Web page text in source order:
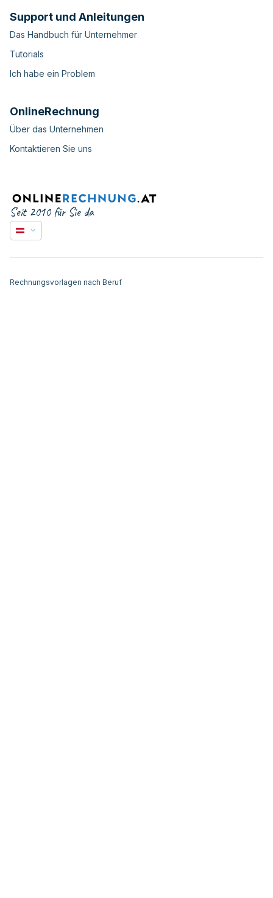
Support und Anleitungen
Das Handbuch für Unternehmer
Tutorials
Ich habe ein Problem
OnlineRechnung
Über das Unternehmen
Kontaktieren Sie uns
Seit 2010 für Sie da
Rechnungsvorlagen nach Beruf